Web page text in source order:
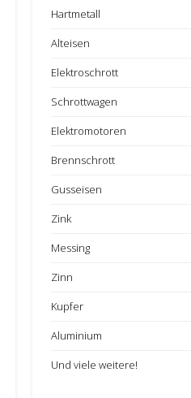
Hartmetall
Alteisen
Elektroschrott
Schrottwagen
Elektromotoren
Brennschrott
Gusseisen
Zink
Messing
Zinn
Kupfer
Aluminium
Und viele weitere!